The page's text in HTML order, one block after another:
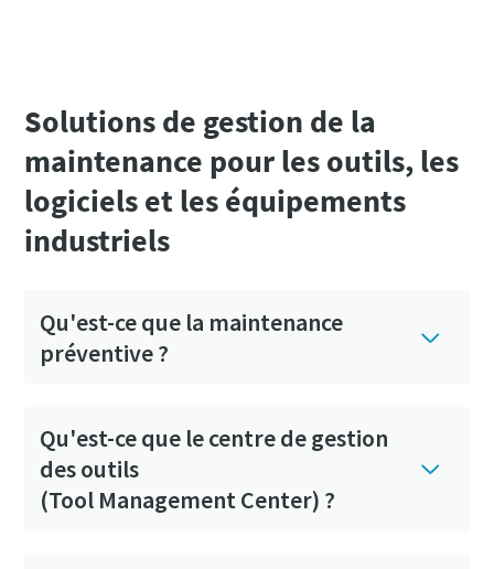
Solutions de gestion de la
maintenance pour les outils, les
logiciels et les équipements
industriels
Qu'est-ce que la maintenance
préventive ?
Qu'est-ce que le centre de gestion
des outils
(Tool Management Center) ?